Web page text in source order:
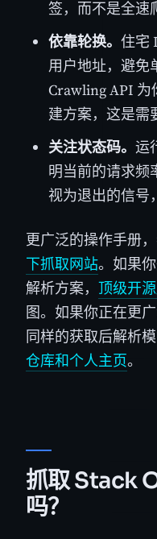
签，而不是全速
依靠轮换。 住宅
用户地址，避免
Crawling API
建方案，这是需
关注状态码。 运
明当前的请求频
视为退出的信号
更广泛的操作手册
下抓取网站。如果
解析方案， 顶级开
图。如果你正在更
同样的获取后解析
仓库和个人主页。
抓取 Stack
吗？